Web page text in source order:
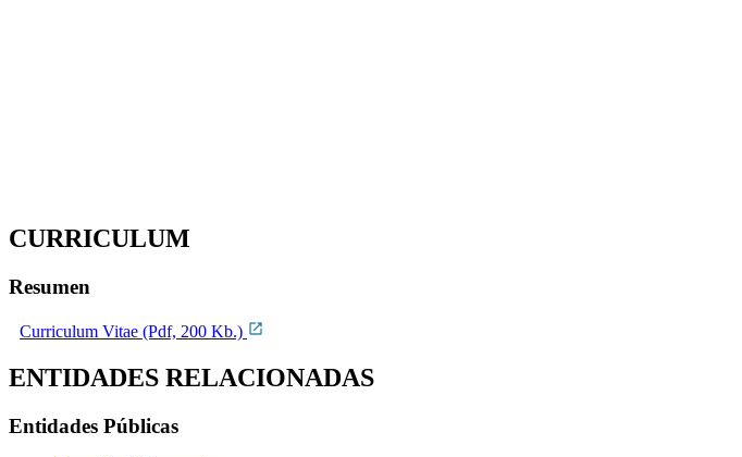
CURRICULUM
Resumen
Curriculum Vitae (Pdf, 200 Kb.)
ENTIDADES RELACIONADAS
Entidades Públicas